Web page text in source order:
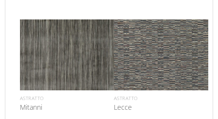
ASTRATTO
Mitanni
ASTRATTO
Lecce